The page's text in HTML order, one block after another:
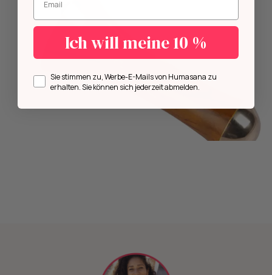
Ich will meine 10 %
Opt inSie stimmen zu, Werbe-E-Mails von Humasana zu
erhalten. Sie können sich jederzeit abmelden.